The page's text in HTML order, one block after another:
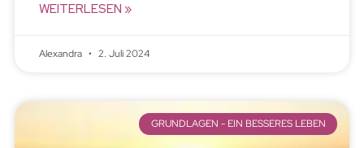
WEITERLESEN »
Alexandra 2. Juli 2024
GRUNDLAGEN - EIN BESSERES LEBEN